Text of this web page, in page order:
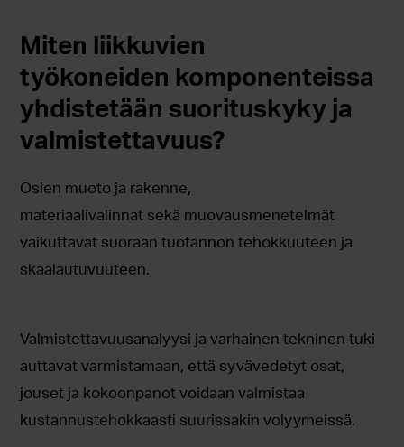
Miten liikkuvien
työkoneiden komponenteissa
yhdistetään suorituskyky ja
valmistettavuus?
Osien muoto ja rakenne,
materiaalivalinnat sekä muovausmenetelmät
vaikuttavat suoraan tuotannon tehokkuuteen ja
skaalautuvuuteen.
Valmistettavuusanalyysi ja varhainen tekninen tuki
auttavat varmistamaan, että syvävedetyt osat,
jouset ja kokoonpanot voidaan valmistaa
kustannustehokkaasti suurissakin volyymeissä.